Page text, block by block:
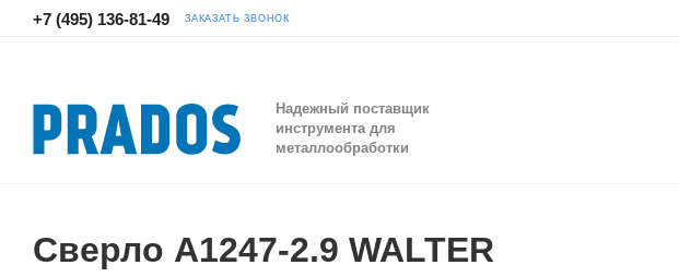
+7 (495) 136-81-49 ЗАКАЗАТЬ ЗВОНОК
Надежный поставщик
инструмента для
металлообработки
Сверло A1247-2.9 WALTER